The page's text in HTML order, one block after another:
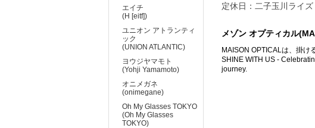
定休日：二子玉川ライ
メゾン オプティカル
MAISON OPTICALは、掛け
SHINE WITH US -
journey.
エイチ
(H [eitf])
ユニオン アトランティ
ック
(UNION ATLANTIC)
ヨウジヤマモト
(Yohji Yamamoto)
オニメガネ
(onimegane)
Oh My Glasses TOKYO
(Oh My Glasses
TOKYO)